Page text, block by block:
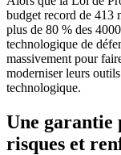
budget record de 413
plus de 80 % des
technologique de
massivement pour
moderniser leurs
technologique.
Une garantie
risques et